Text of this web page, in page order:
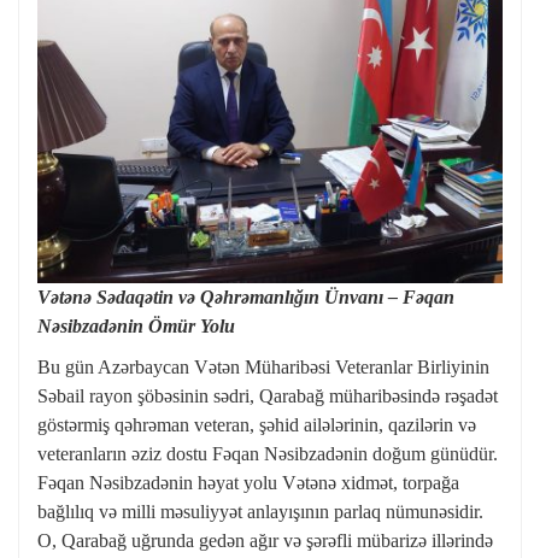
Vətənə Sədaqətin və Qəhrəmanlığın Ünvanı – Fəqan
Nəsibzadənin Ömür Yolu
Bu gün Azərbaycan Vətən Müharibəsi Veteranlar Birliyinin
Səbail rayon şöbəsinin sədri, Qarabağ müharibəsində rəşadət
göstərmiş qəhrəman veteran, şəhid ailələrinin, qazilərin və
veteranların əziz dostu Fəqan Nəsibzadənin doğum günüdür.
Fəqan Nəsibzadənin həyat yolu Vətənə xidmət, torpağa
bağlılıq və milli məsuliyyət anlayışının parlaq nümunəsidir.
O, Qarabağ uğrunda gedən ağır və şərəfli mübarizə illərində